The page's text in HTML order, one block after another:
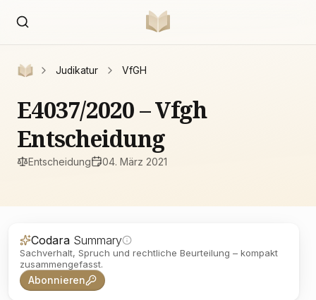
Judikatur VfGH
E4037/2020 – Vfgh
Entscheidung
Entscheidung 04. März 2021
Codara Summary
Sachverhalt, Spruch und rechtliche Beurteilung – kompakt
zusammengefasst.
Abonnieren